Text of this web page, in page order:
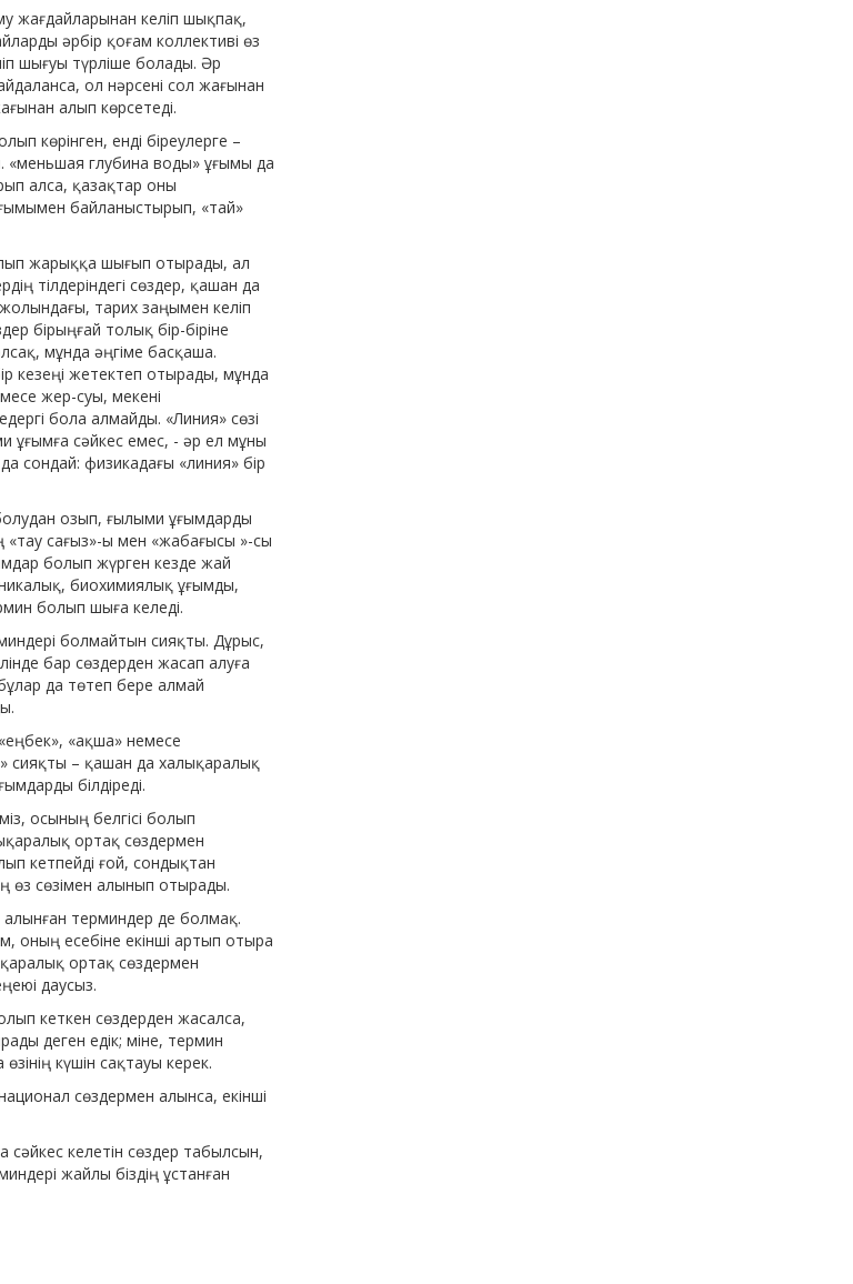
жағдайларынан келіп шықпақ,
әрбір қоғам коллективі өз
шығуы түрліше болады. Әр
ол нәрсені сол жағынан
алып көрсетеді.
көрінген, енді біреулерге –
«меньшая глубина воды» ұғымы да
алса, қазақтар оны
байланыстырып, «тай»
жарыққа шығып отырады, ал
тілдеріндегі сөздер, қашан да
тарих заңымен келіп
бірыңғай толық бір-біріне
мұнда әңгіме басқаша.
кезеңі жетектеп отырады, мұнда
жер-суы, мекені
бола алмайды. «Линия» сөзі
ұғымға сәйкес емес, - әр ел мұны
сондай: физикадағы «линия» бір
болудан озып, ғылыми ұғымдарды
«тау сағыз»-ы мен «жабағысы »-сы
болып жүрген кезде жай
биохимиялық ұғымды,
болып шыға келеді.
болмайтын сияқты. Дұрыс,
бар сөздерден жасап алуға
да төтеп бере алмай
«ақша» немесе
сияқты – қашан да халықаралық
білдіреді.
осының белгісі болып
ортақ сөздермен
кетпейді ғой, сондықтан
өз сөзімен алынып отырады.
алынған терминдер де болмақ.
оның есебіне екінші артып отыра
ортақ сөздермен
даусыз.
кеткен сөздерден жасалса,
деген едік; міне, термин
күшін сақтауы керек.
сөздермен алынса, екінші
сәйкес келетін сөздер табылсын,
жайлы біздің ұстанған